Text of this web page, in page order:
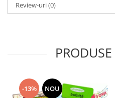
Review-uri(0)
-13% NOU